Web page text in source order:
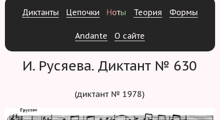
Диктанты Цепочки Ноты Теория Формы
Andante О сайте
И. Русяева. Диктант № 630
(диктант № 1978)